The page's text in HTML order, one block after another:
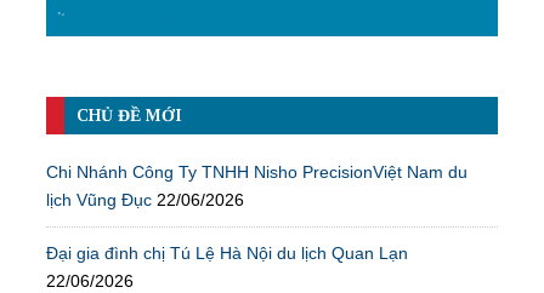
CHỦ ĐỀ MỚI
Chi Nhánh Công Ty TNHH Nisho PrecisionViệt Nam du
lịch Vũng Đục 22/06/2026
Đại gia đình chị Tú Lệ Hà Nội du lịch Quan Lạn
22/06/2026